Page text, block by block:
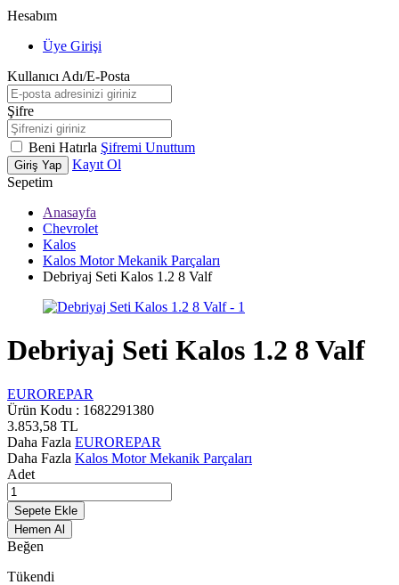
Hesabım
Üye Girişi
Kullanıcı Adı/E-Posta
Şifre
Beni Hatırla Şifremi Unuttum
Giriş Yap
Kayıt Ol
Sepetim
Anasayfa
Chevrolet
Kalos
Kalos Motor Mekanik Parçaları
Debriyaj Seti Kalos 1.2 8 Valf
Debriyaj Seti Kalos 1.2 8 Valf
EUROREPAR
Ürün Kodu : 1682291380
3.853,58 TL
Daha Fazla EUROREPAR
Daha Fazla Kalos Motor Mekanik Parçaları
Adet
Sepete Ekle
Hemen Al
Beğen
Tükendi